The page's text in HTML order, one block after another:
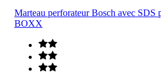
Marteau perforateur Bosch avec
BOXX